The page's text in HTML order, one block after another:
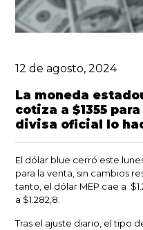
12 de agosto, 2024
La moneda
cotiza a $1355
divisa oficial lo
El dólar blue cerró este
para la venta, sin cambios
tanto, el dólar MEP cae a
a $1.282,8.
Tras el ajuste diario, el tipo